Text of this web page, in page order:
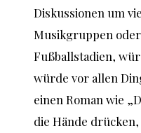
Diskussionen um
Musikgruppen
Fußballstadien,
würde vor allen
einen Roman wie
die Hände